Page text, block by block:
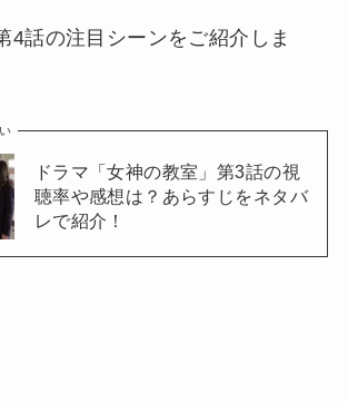
4話の注目シーンをご紹介しま
ドラマ「女神の教室」第3話の視
聴率や感想は？あらすじをネタバ
レで紹介！